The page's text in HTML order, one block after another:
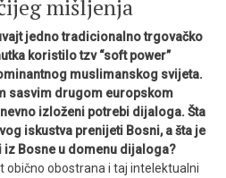
mišljenja
jedno tradicionalno trgovačko
koristilo tzv “soft power”
muslimanskog svijeta.
sasvim drugom europskom
izloženi potrebi dijaloga. Šta
iskustva prenijeti Bosni, a šta je
Bosne u domenu dijaloga?
obično obostrana i taj intelektualni